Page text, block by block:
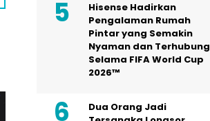
Hisense Hadirkan
Pengalaman Rumah
Pintar yang Semakin
Nyaman dan Terhubung
Selama FIFA World Cup
2026™
Dua Orang Jadi